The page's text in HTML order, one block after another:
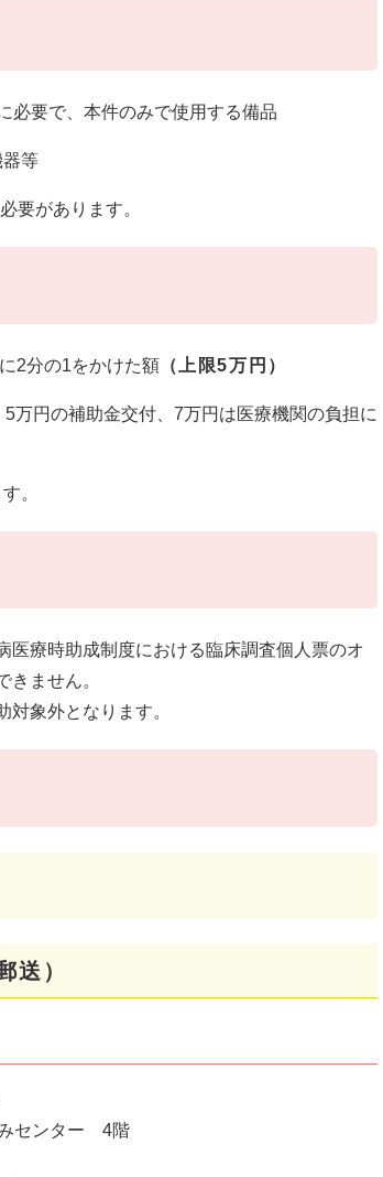
必要で、本件のみで使用する備品
等
要があります。
2分の1をかけた額（上限5万円）
万円の補助金交付、7万円は医療機関の負担に
。
医療時助成制度における臨床調査個人票のオ
きません。
象外となります。
送）
センター 4階